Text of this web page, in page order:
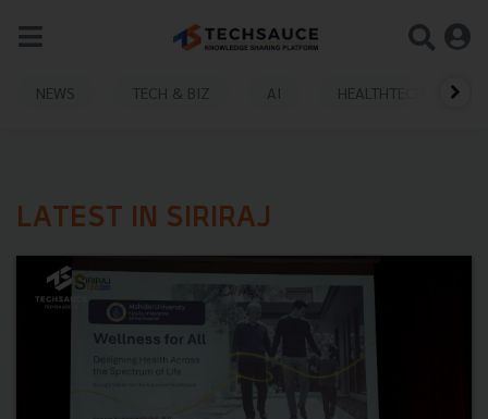
NEWS TECH & BIZ AI HEALTHTECH
LATEST IN SIRIRAJ